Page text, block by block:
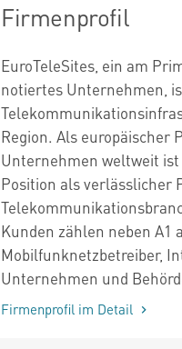
Firmenprofil
EuroTeleSites, ein am
notiertes Unternehmen,
Region. Als europäischer
Unternehmen weltweit ist
Position als verlässlicher
Kunden zählen neben A1
Mobilfunknetzbetreiber,
Unternehmen und
Firmenprofil im Detail